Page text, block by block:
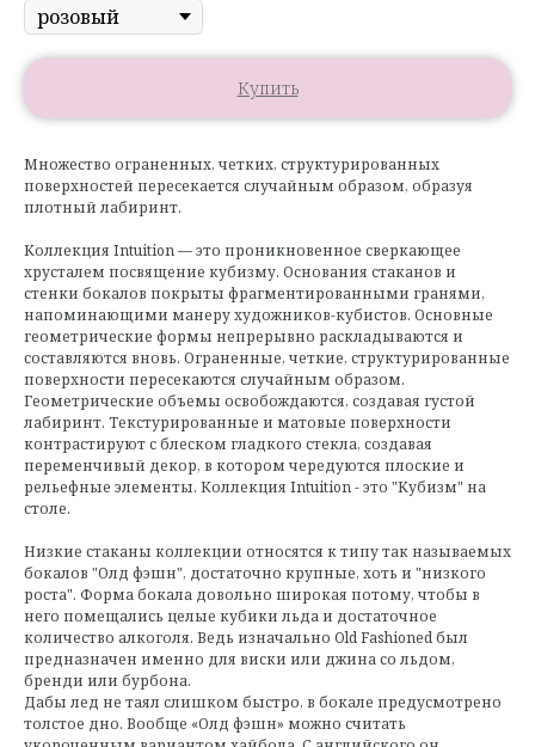
Купить
Множество ограненных, четких, структурированных
поверхностей пересекается случайным образом, образуя
плотный лабиринт.
Коллекция Intuition — это проникновенное сверкающее
хрусталем посвящение кубизму. Основания стаканов и
стенки бокалов покрыты фрагментированными гранями,
напоминающими манеру художников-кубистов. Основные
геометрические формы непрерывно раскладываются и
составляются вновь. Ограненные, четкие, структурированные
поверхности пересекаются случайным образом.
Геометрические объемы освобождаются, создавая густой
лабиринт. Текстурированные и матовые поверхности
контрастируют с блеском гладкого стекла, создавая
переменчивый декор, в котором чередуются плоские и
рельефные элементы. Коллекция Intuition - это "Кубизм" на
столе.
Низкие стаканы коллекции относятся к типу так называемых
бокалов "Олд фэшн", достаточно крупные, хоть и "низкого
роста". Форма бокала довольно широкая потому, чтобы в
него помещались целые кубики льда и достаточное
количество алкоголя. Ведь изначально Old Fashioned был
предназначен именно для виски или джина со льдом,
бренди или бурбона.
Дабы лед не таял слишком быстро, в бокале предусмотрено
толстое дно. Вообще «Олд фэшн» можно считать